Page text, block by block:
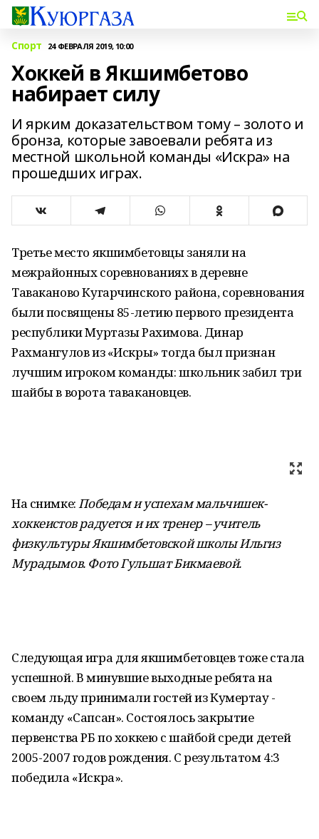
Спорт 24 ФЕВРАЛЯ 2019, 10:00
Хоккей в Якшимбетово
набирает силу
И ярким доказательством тому – золото и
бронза, которые завоевали ребята из
местной школьной команды «Искра» на
прошедших играх.
Третье место якшимбетовцы заняли на
межрайонных соревнованиях в деревне
Таваканово Кугарчинского района, соревнования
были посвящены 85-летию первого президента
республики Муртазы Рахимова. Динар
Рахмангулов из «Искры» тогда был признан
лучшим игроком команды: школьник забил три
шайбы в ворота тавакановцев.
На снимке:Победам и успехам мальчишек-
хоккеистов радуется и их тренер – учитель
физкультуры Якшимбетовской школы Ильгиз
Мурадымов. Фото Гульшат Бикмаевой.
Следующая игра для якшимбетовцев тоже стала
успешной. В минувшие выходные ребята на
своем льду принимали гостей из Кумертау -
команду «Сапсан». Состоялось закрытие
первенства РБ по хоккею с шайбой среди детей
2005-2007 годов рождения. С результатом 4:3
победила «Искра».